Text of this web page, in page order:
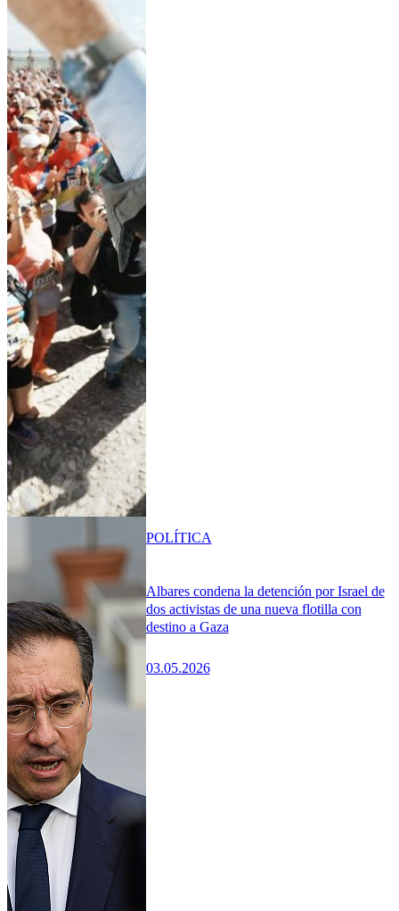
Albares condena la detención por Israel de
dos activistas de una nueva flotilla con
destino a Gaza
03.05.2026
POLÍTICA